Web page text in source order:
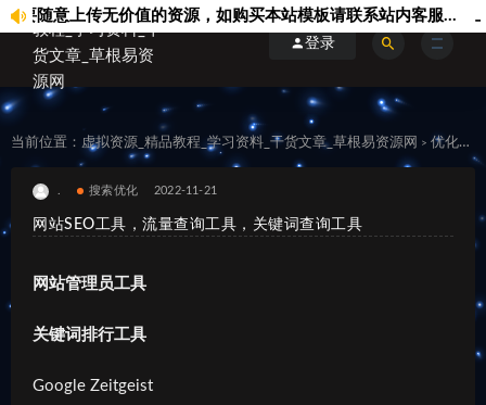
意上传无价值的资源，如购买本站模板请联系站内客服... 上传
登录
当前位置： 虚拟资源_精品教程_学习资料_干货文章_草根易资源网 > 优化运维
搜索优化 2022-11-21
网站SEO工具，流量查询工具，关键词查询工具
网站管理员工具
关键词排行工具
Google Zeitgeist